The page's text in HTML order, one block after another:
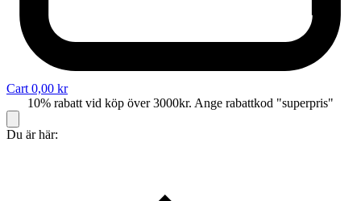
Cart 0,00 kr
10% rabatt vid köp över 3000kr. Ange rabattkod "superpris"
Du är här: